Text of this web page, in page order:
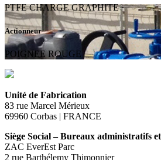
PTFE CHARGE GRAPHITE
Actionneur
POIGNEE ROUGE
Unité de Fabrication
83 rue Marcel Mérieux
69960 Corbas | FRANCE
Siège Social – Bureaux administratifs
ZAC EverEst Parc
2 rue Barthélemy Thimonnier